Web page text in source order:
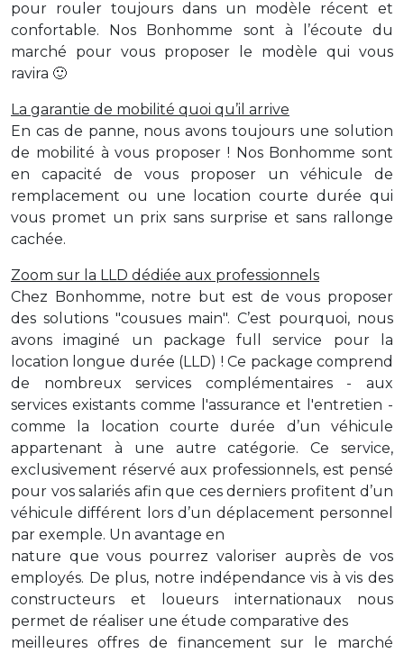
pour rouler toujours dans un modèle récent et
confortable. Nos Bonhomme sont à l’écoute du
marché pour vous proposer le modèle qui vous
ravira 🙂
La garantie de mobilité quoi qu’il arrive
En cas de panne, nous avons toujours une solution
de mobilité à vous proposer ! Nos Bonhomme sont
en capacité de vous proposer un véhicule de
remplacement ou une location courte durée qui
vous promet un prix sans surprise et sans rallonge
cachée.
Zoom sur la LLD dédiée aux professionnels
Chez Bonhomme, notre but est de vous proposer
des solutions "cousues main". C’est pourquoi, nous
avons imaginé un package full service pour la
location longue durée (LLD) ! Ce package comprend
de nombreux services complémentaires - aux
services existants comme l'assurance et l'entretien -
comme la location courte durée d’un véhicule
appartenant à une autre catégorie. Ce service,
exclusivement réservé aux professionnels, est pensé
pour vos salariés afin que ces derniers profitent d’un
véhicule différent lors d’un déplacement personnel
par exemple. Un avantage en
nature que vous pourrez valoriser auprès de vos
employés. De plus, notre indépendance vis à vis des
constructeurs et loueurs internationaux nous
permet de réaliser une étude comparative des
meilleures offres de financement sur le marché